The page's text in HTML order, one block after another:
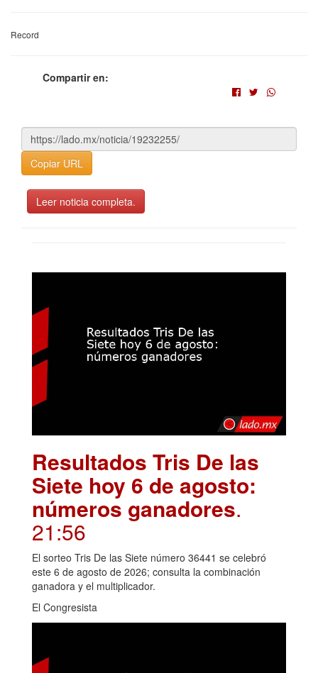
Record
Compartir en:
Copiar URL
Leer noticia completa.
Resultados Tris De las
Siete hoy 6 de agosto:
números ganadores.
21:56
El sorteo Tris De las Siete número 36441 se celebró
este 6 de agosto de 2026; consulta la combinación
ganadora y el multiplicador.
El Congresista